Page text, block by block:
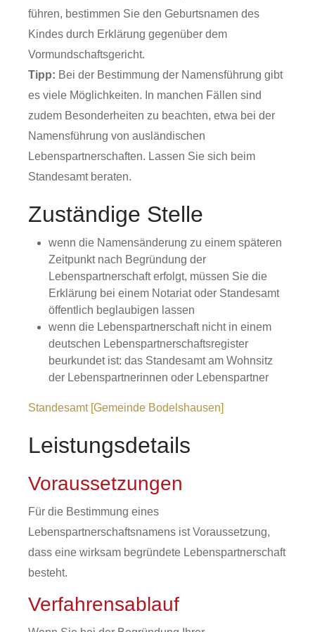
führen, bestimmen Sie den Geburtsnamen des
Kindes durch Erklärung gegenüber dem
Vormundschaftsgericht.
Tipp: Bei der Bestimmung der Namensführung gibt
es viele Möglichkeiten. In manchen Fällen sind
zudem Besonderheiten zu beachten, etwa bei der
Namensführung von ausländischen
Lebenspartnerschaften. Lassen Sie sich beim
Standesamt beraten.
Zuständige Stelle
wenn die Namensänderung zu einem späteren
Zeitpunkt nach Begründung der
Lebenspartnerschaft erfolgt, müssen Sie die
Erklärung bei einem Notariat oder Standesamt
öffentlich beglaubigen lassen
wenn die Lebenspartnerschaft nicht in einem
deutschen Lebenspartnerschaftsregister
beurkundet ist: das Standesamt am Wohnsitz
der Lebenspartnerinnen oder Lebenspartner
Standesamt [Gemeinde Bodelshausen]
Leistungsdetails
Voraussetzungen
Für die Bestimmung eines
Lebenspartnerschaftsnamens ist Voraussetzung,
dass eine wirksam begründete Lebenspartnerschaft
besteht.
Verfahrensablauf